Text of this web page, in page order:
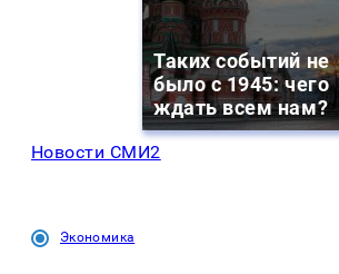
Таких событий не
было с 1945: чего
ждать всем нам?
Новости СМИ2
Экономика